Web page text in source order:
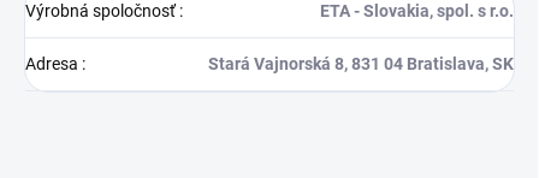
Výrobná spoločnosť: ETA - Slovakia, spol. s r.o.
Adresa : Stará Vajnorská 8, 831 04 Bratislava, SK